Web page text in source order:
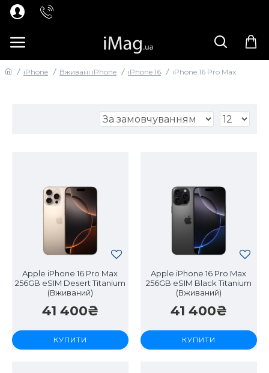
iPhone Вживані iPhone iPhone 16 iPhone 16 Pro Max
Apple iPhone 16 Pro Max
256GB eSIM Desert Titanium
(Вживаний)
41 400₴
КУПИТИ
Apple iPhone 16 Pro Max
256GB eSIM Black Titanium
(Вживаний)
41 400₴
КУПИТИ